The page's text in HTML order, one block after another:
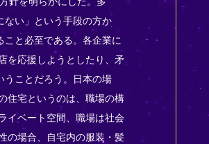
ない」という手段の方か
こと必至である。各企業に
を応援しようとしたり、矛
うことだろう。日本の場
住宅というのは、職場の構
イベート空間、職場は社会
の場合、自宅内の服装・髪